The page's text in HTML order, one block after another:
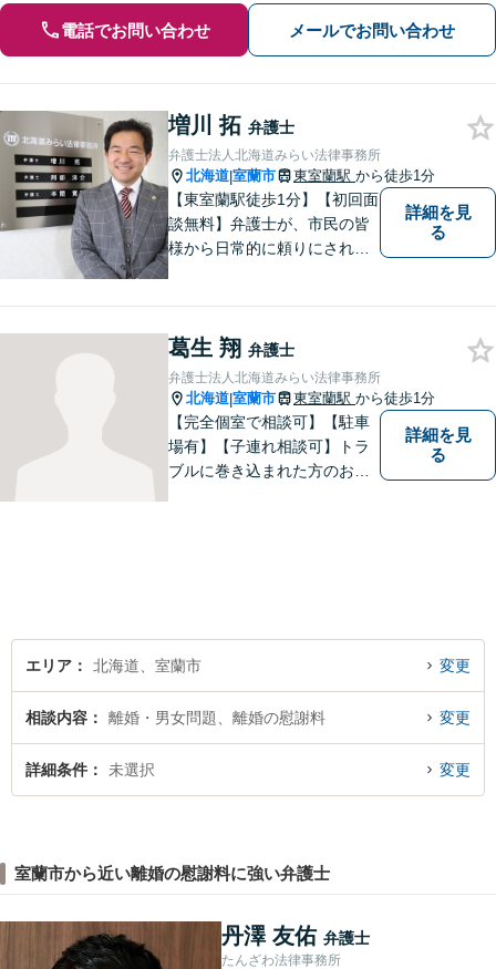
電話でお問い合わせ メールでお問い合わせ
増川 拓 弁護士
弁護士法人北海道みらい法律事務所
北海道|室蘭市 東室蘭駅 から徒歩1分
【東室蘭駅徒歩1分】【初回面
談無料】弁護士が、市民の皆
様から日常的に頼りにされる
い未来へと導きます。お気軽
にご相談ください。【駐車場
あり】
詳細を見
る
葛生 翔 弁護士
弁護士法人北海道みらい法律事務所
北海道|室蘭市 東室蘭駅 から徒歩1分
【完全個室で相談可】【駐車
場有】【子連れ相談可】トラ
ブルに巻き込まれた方のお力
詳細を見
る
エリア 北海道、室蘭市 変更
相談内容 離婚・男女問題、離婚の慰謝料 変更
詳細条件 未選択 変更
室蘭市から近い離婚の慰謝料に強い弁護士
丹澤 友佑 弁護士
たんざわ法律事務所